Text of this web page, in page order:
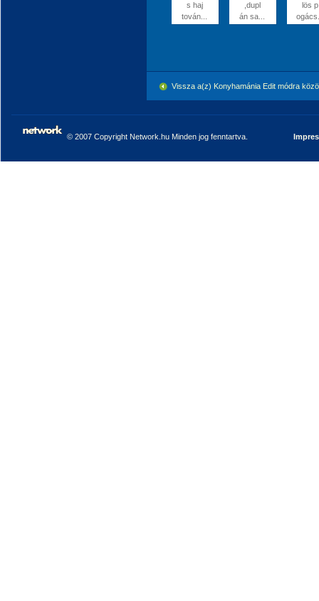
s haj
tován...
,dupl
án sa...
lös p
Vissza a(z) Konyhamánia Edit módra
© 2007 Copyright Network.hu Minden jog fenntartva.